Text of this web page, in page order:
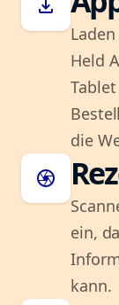
download
Held
die
camera
ein,
kann.